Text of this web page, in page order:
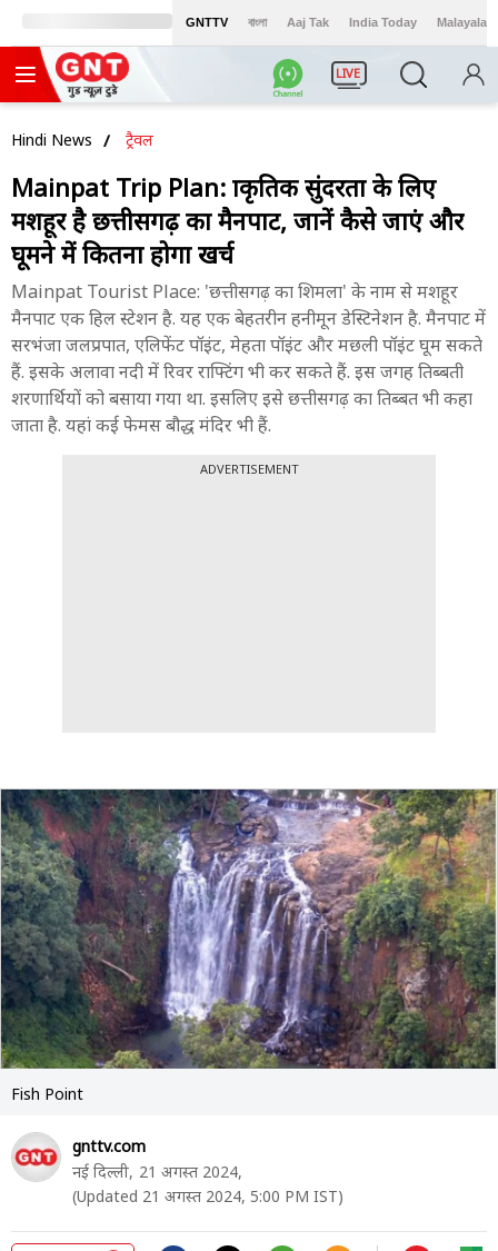
GNTTV বাংলা Aaj Tak India Today Malayalam
LIVE
Hindi News ट्रैवल
Mainpat Trip Plan: प्राकृतिक सुंदरता के लिए
मशहूर है छत्तीसगढ़ का मैनपाट, जानें कैसे जाएं और
घूमने में कितना होगा खर्च
Mainpat Tourist Place: 'छत्तीसगढ़ का शिमला' के नाम से मशहूर
मैनपाट एक हिल स्टेशन है. यह एक बेहतरीन हनीमून डेस्टिनेशन है. मैनपाट में
सरभंजा जलप्रपात, एलिफेंट पॉइंट, मेहता पॉइंट और मछली पॉइंट घूम सकते
हैं. इसके अलावा नदी में रिवर राफ्टिंग भी कर सकते हैं. इस जगह तिब्बती
शरणार्थियों को बसाया गया था. इसलिए इसे छत्तीसगढ़ का तिब्बत भी कहा
जाता है. यहां कई फेमस बौद्ध मंदिर भी हैं.
ADVERTISEMENT
Fish Point
gnttv.com
नई दिल्ली, 21 अगस्त 2024,
(Updated 21 अगस्त 2024, 5:00 PM IST)